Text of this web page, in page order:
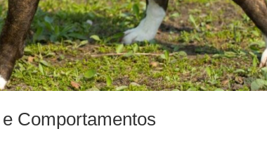
Comportamentos